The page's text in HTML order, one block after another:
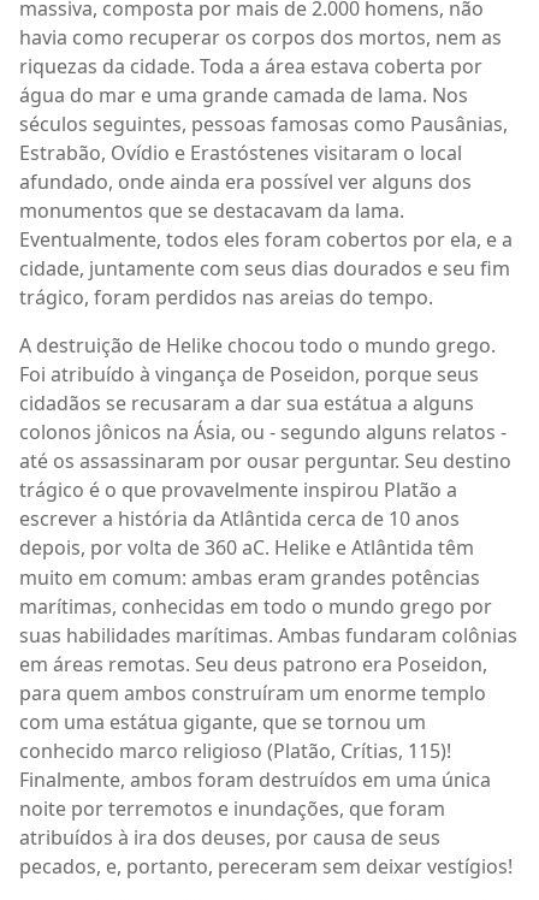
massiva, composta por mais de 2.000 homens, não
havia como recuperar os corpos dos mortos, nem as
riquezas da cidade. Toda a área estava coberta por
água do mar e uma grande camada de lama. Nos
séculos seguintes, pessoas famosas como Pausânias,
Estrabão, Ovídio e Erastóstenes visitaram o local
afundado, onde ainda era possível ver alguns dos
monumentos que se destacavam da lama.
Eventualmente, todos eles foram cobertos por ela, e a
cidade, juntamente com seus dias dourados e seu fim
trágico, foram perdidos nas areias do tempo.
A destruição de Helike chocou todo o mundo grego.
Foi atribuído à vingança de Poseidon, porque seus
cidadãos se recusaram a dar sua estátua a alguns
colonos jônicos na Ásia, ou - segundo alguns relatos -
até os assassinaram por ousar perguntar. Seu destino
trágico é o que provavelmente inspirou Platão a
escrever a história da Atlântida cerca de 10 anos
depois, por volta de 360aC. Helike e Atlântida têm
muito em comum: ambas eram grandes potências
marítimas, conhecidas em todo o mundo grego por
suas habilidades marítimas. Ambas fundaram colônias
em áreas remotas. Seu deus patrono era Poseidon,
para quem ambos construíram um enorme templo
com uma estátua gigante, que se tornou um
conhecido marco religioso (Platão, Crítias, 115)!
Finalmente, ambos foram destruídos em uma única
noite por terremotos e inundações, que foram
atribuídos à ira dos deuses, por causa de seus
pecados, e, portanto, pereceram sem deixar vestígios!